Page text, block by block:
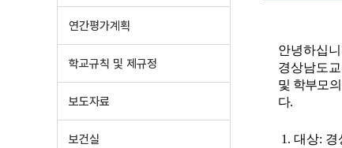
연간평가계획
학교규칙 및 제규정
보도자료
보건실
안녕하십
경상남도
및 학부모
다.
1. 대상: 경